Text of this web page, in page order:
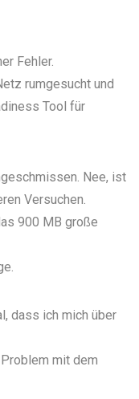
Fehler.
rumgesucht und
Tool für
Nee, ist
Versuchen.
900 MB große
dass ich mich über
mit dem